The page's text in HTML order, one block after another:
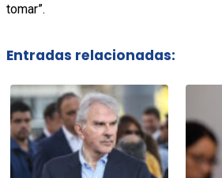
tomar”.
Entradas relacionadas: